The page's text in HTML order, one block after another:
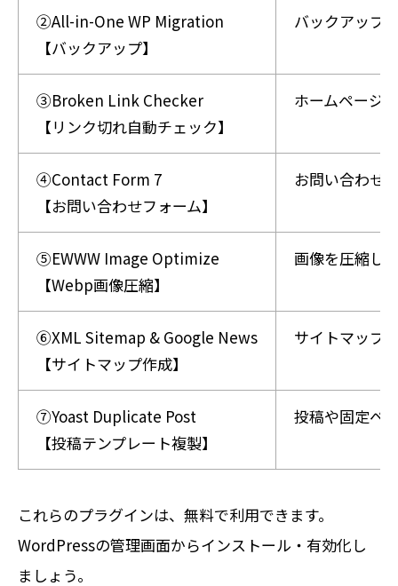
➁All-in-One WP Migration
【バックアップ】
バックアップ
③Broken Link Checker
【リンク切れ自動チェック】
ホームページ
➃Contact Form 7
【お問い合わせフォーム】
お問い合わせ
⑤EWWW Image Optimize
【Webp画像圧縮】
画像を圧縮し
➅XML Sitemap & Google News
【サイトマップ作成】
サイトマップ
⑦Yoast Duplicate Post
【投稿テンプレート複製】
投稿や固定ペ
これらのプラグインは、無料で利用できます。
WordPressの管理画面からインストール・有効化し
ましょう。